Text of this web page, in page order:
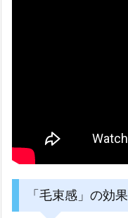
「毛束感」の効果